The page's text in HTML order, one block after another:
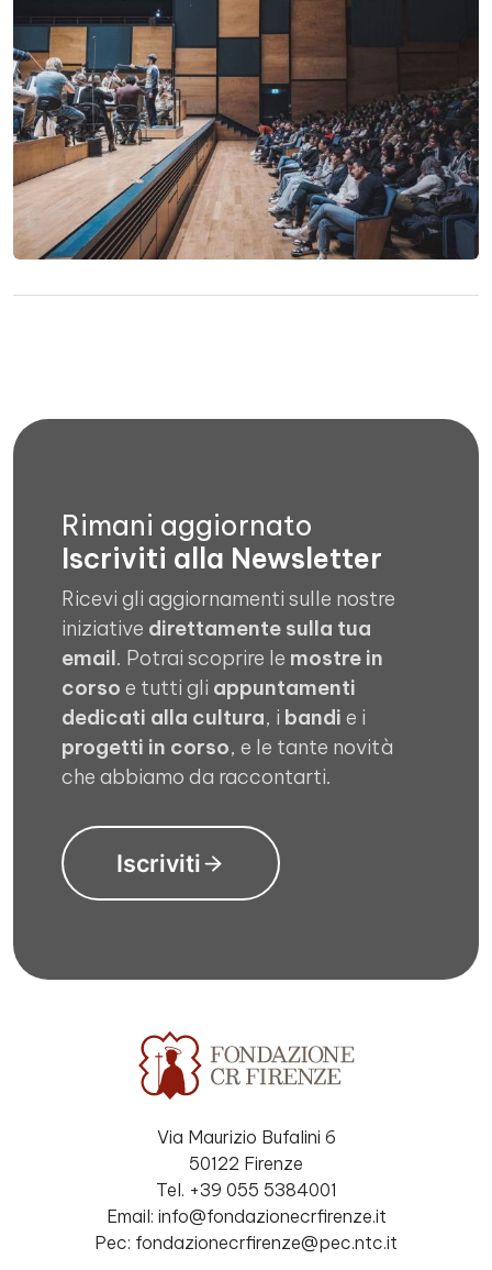
Rimani aggiornato
Iscriviti alla Newsletter
Ricevi gli aggiornamenti sulle nostre
iniziative direttamente sulla tua
email. Potrai scoprire le mostre in
corso e tutti gli appuntamenti
dedicati alla cultura, i bandi e i
progetti in corso, e le tante novità
che abbiamo da raccontarti.
Iscriviti
Via Maurizio Bufalini 6
50122 Firenze
Tel. +39 055 5384001
Email: info@fondazionecrfirenze.it
Pec: fondazionecrfirenze@pec.ntc.it